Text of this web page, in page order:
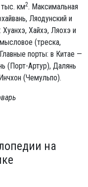
тыс. км2. Максимальная
Ляодунский и
Хайхэ, Ляохэ и
(треска,
порты: в Китае —
(Порт-Артур), Далянь
(Чемульпо).
на